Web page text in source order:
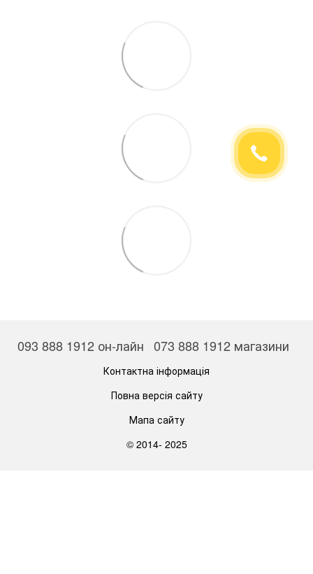
093 888 1912 он-лайн 073 888 1912 магазини
Контактна інформація
Повна версія сайту
Мапа сайту
© 2014- 2025